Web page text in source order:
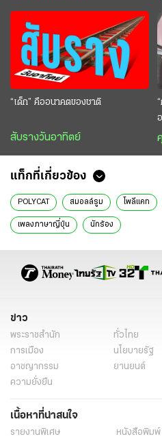
“เด็ก” คืออนาคตของชาติ
สับรางวันอาทิตย์
แท็กที่เกี่ยวข้อง
POLYCAT สมอลล์รูม โพลีแคท
เพลงภาษาญี่ปุ่น นักร้อง
ข่าว
พระราชสำนัก ทั่วไทย
การเมือง
นโยบายรัฐ
อาชญากรรม
ยานยนต์
ความยั่งยืน
เนื้อหาที่น่าสนใจ
รายงานพิเศษ หนังสือพิมพ์